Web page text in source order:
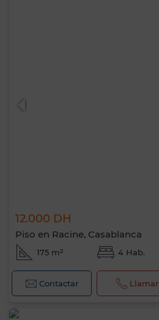
12.000 DH
Piso en Racine, Casablanca
175 m² 4 Hab.
Contactar Llamar